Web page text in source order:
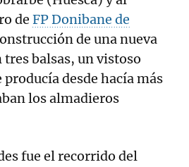
de FP Donibane de
de una nueva
balsas, un vistoso
producía desde hacía más
los almadieros
fue el recorrido del